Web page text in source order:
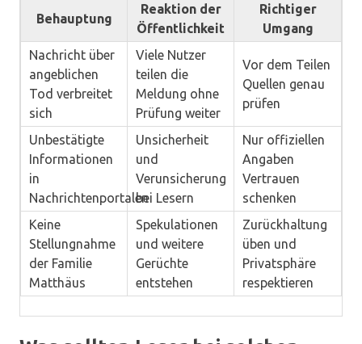
Behauptung
Reaktion der
Öffentlichkeit
Richtiger
Umgang
Nachricht über
angeblichen
Tod verbreitet
sich
Viele Nutzer
teilen die
Meldung ohne
Prüfung weiter
Vor dem Teilen
Quellen genau
prüfen
Unbestätigte
Informationen
in
Nachrichtenportalen
Unsicherheit
und
Verunsicherung
bei Lesern
Nur offiziellen
Angaben
Vertrauen
schenken
Keine
Stellungnahme
der Familie
Matthäus
Spekulationen
und weitere
Gerüchte
entstehen
Zurückhaltung
üben und
Privatsphäre
respektieren